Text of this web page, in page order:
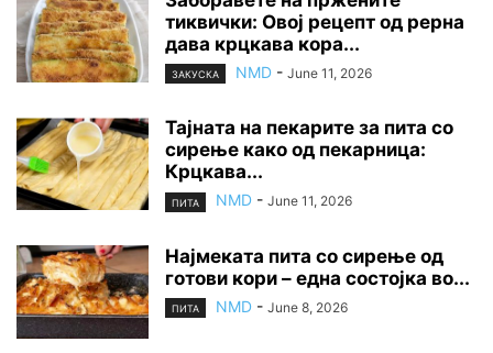
тиквички: Овој рецепт од рерна
дава крцкава кора...
ЗАКУСКА NMD - June 11, 2026
Тајната на пекарите за пита со
сирење како од пекарница:
Крцкава...
ПИТА NMD - June 11, 2026
Најмеката пита со сирење од
готови кори – една состојка во...
ПИТА NMD - June 8, 2026